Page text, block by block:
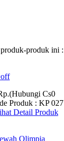
produk ini :
Cs0
Produk : KP 027
Detail Produk